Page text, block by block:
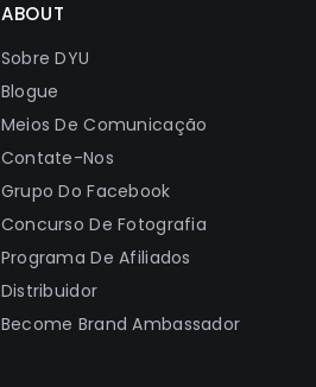
ABOUT
Sobre DYU
Blogue
Meios De Comunicação
Contate-Nos
Grupo Do Facebook
Concurso De Fotografia
Programa De Afiliados
Distribuidor
Become Brand Ambassador